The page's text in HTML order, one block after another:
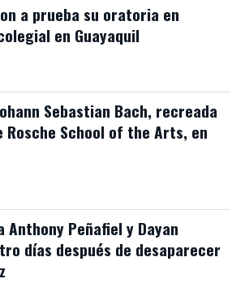
a prueba su oratoria en
en Guayaquil
Sebastian Bach, recreada
School of the Arts, en
Anthony Peñafiel y Dayan
días después de desaparecer